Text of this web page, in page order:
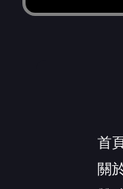
首
關